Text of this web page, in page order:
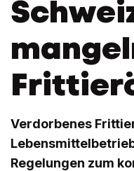
Verdorbenes
Regelungen zum